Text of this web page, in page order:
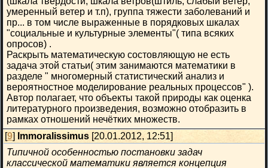
умеренный ветер и т.п), группа тяжести заболеваний и
пр... в том числе выраженные в порядковых шкалах
"социальные и культурные элементы"( типа всяких
опросов) .
Раскрыть математическую состовляющую не есть
задача этой статьи( этим занимаются математики в
разделе " многомерный статистический анализ и
вероятностное моделирование реальных процессов" ).
Автор полагает, что объекты такой природы как оценка
литературного произведения, возможно отобразить в
рамках отношений нечётких множеств.
[9] Immoralissimus [20.01.2012, 12:51]
Типичной особенностью постановки задач
классической математики является концепция